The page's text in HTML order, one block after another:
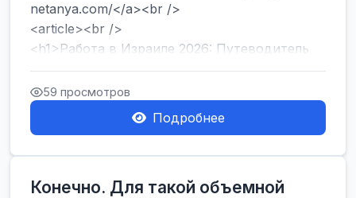
netanya.com/</a><br />
<article><br />
<h1>Работа в Израиле 2026: Путеводитель
по вакансиям в Центре страны и лега...
59 просмотров
Подробнее
Конечно. Для такой объемной